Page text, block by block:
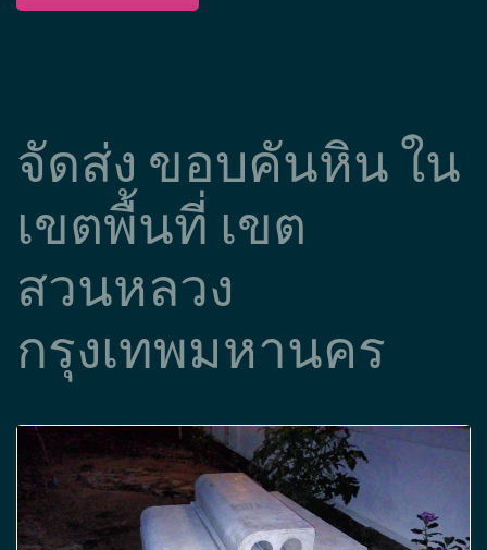
จัดส่ง ขอบคันหิน ใน
เขตพื้นที่ เขต
สวนหลวง
กรุงเทพมหานคร